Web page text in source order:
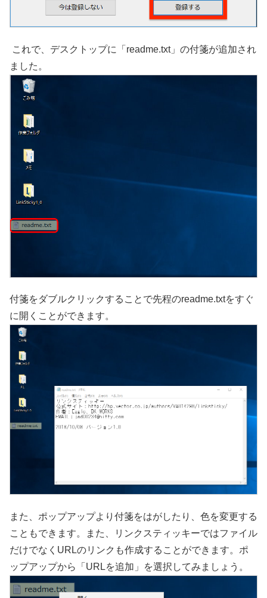
これで、 デスクトップに「readme.txt」の付箋が追加され
ました。
付箋をダブルクリックすることで先程のreadme.txtをすぐ
に開くことができます。
また、ポップアップより付箋をはがしたり、色を変更する
こともできます。また、リンクスティッキーではファイル
だけでなくURLのリンクも作成することができます。ポ
ップアップから「URLを追加」を選択してみましょう。